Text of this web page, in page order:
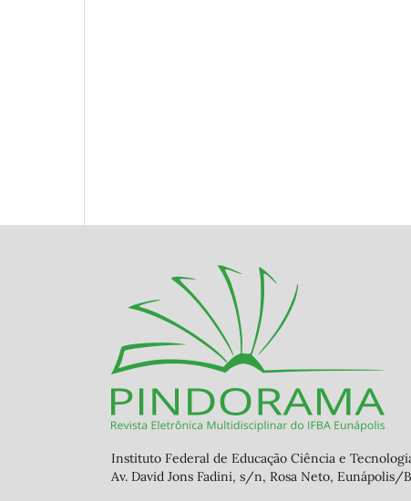
Instituto Federal de Educação Ciência e
Av. David Jons Fadini, s/n, Rosa Neto, Eunápolis/